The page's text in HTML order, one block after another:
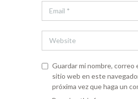
Guardar mi nombre, correo
sitio web en este
próxima vez que haga un